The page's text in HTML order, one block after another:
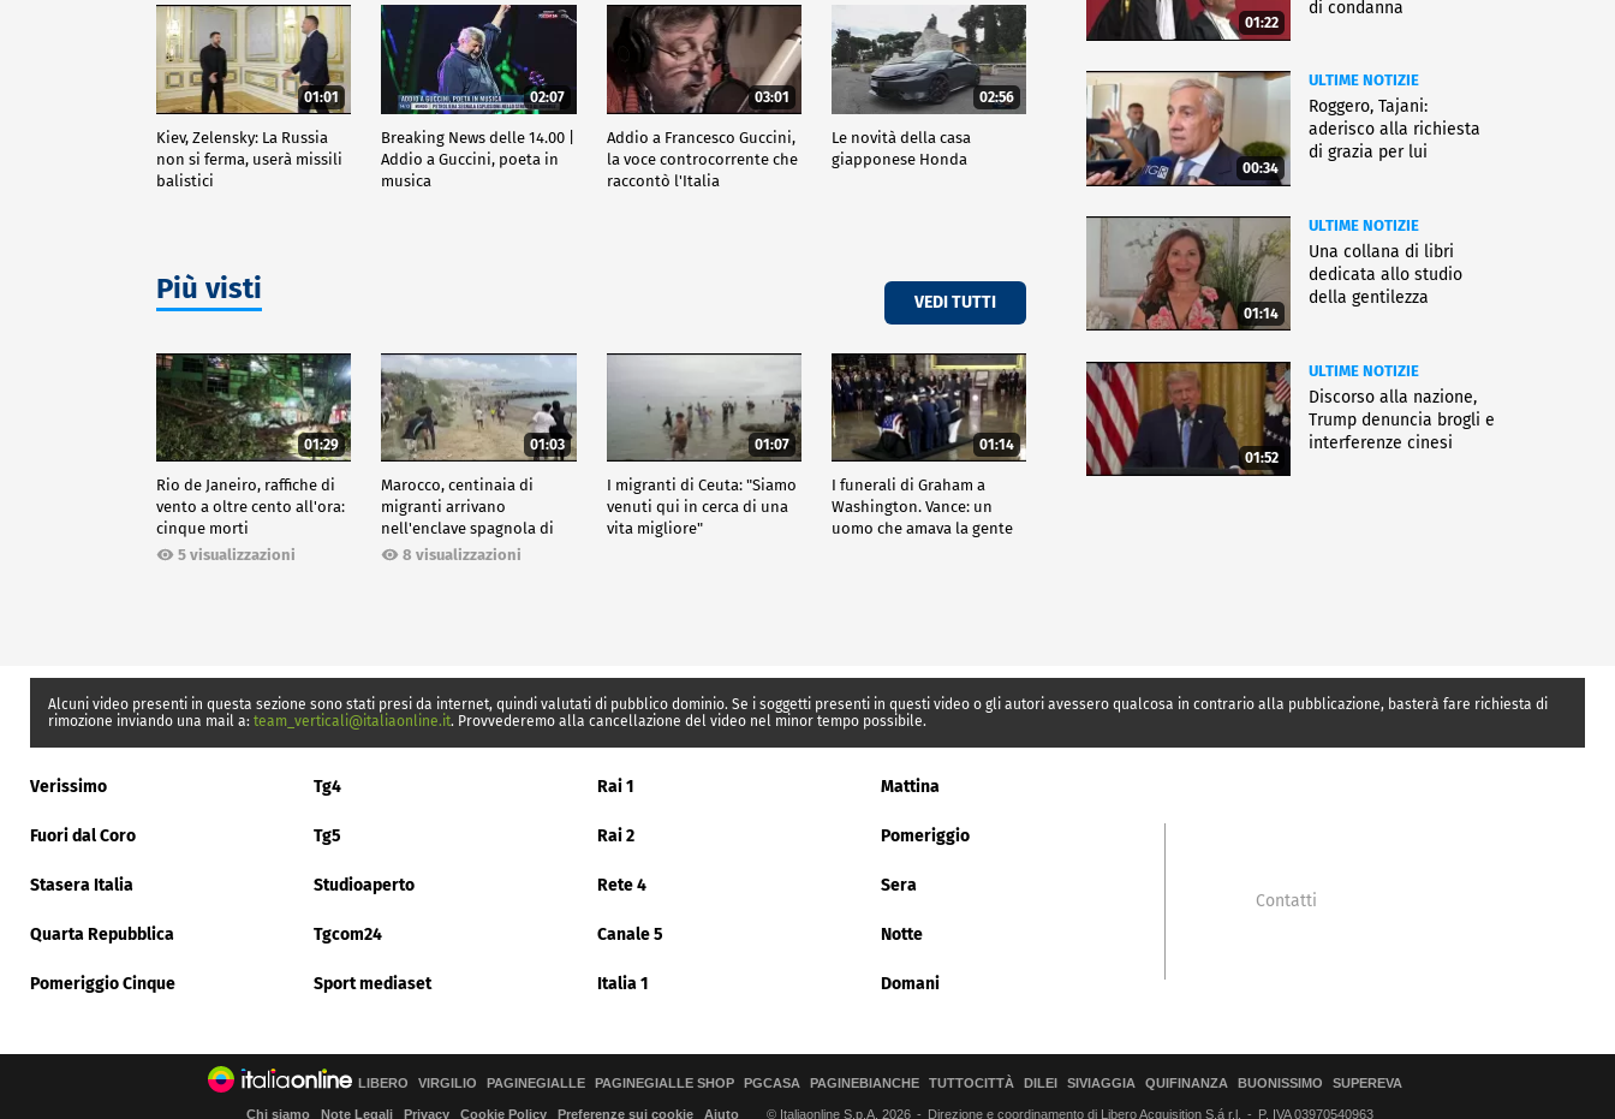
01:01
Kiev, Zelensky: La Russia
non si ferma, userà missili
balistici
02:07
Breaking News delle 14.00 |
Addio a Guccini, poeta in
musica
03:01
Addio a Francesco Guccini,
la voce controcorrente che
raccontò l'Italia
02:56
Le novità della casa
giapponese Honda
Più visti VEDI TUTTI
01:29
Rio de Janeiro, raffiche di
vento a oltre cento all'ora:
cinque morti
5 visualizzazioni
01:03
Marocco, centinaia di
migranti arrivano
nell'enclave spagnola di
Ceuta8 visualizzazioni
01:07
I migranti di Ceuta: "Siamo
venuti qui in cerca di una
vita migliore"
01:14
I funerali di Graham a
Washington. Vance: un
uomo che amava la gente
01:22
di condanna
00:34
ULTIME NOTIZIE
Roggero, Tajani:
aderisco alla richiesta
di grazia per lui
01:14
ULTIME NOTIZIE
Una collana di libri
dedicata allo studio
della gentilezza
01:52
ULTIME NOTIZIE
Discorso alla nazione,
Trump denuncia brogli e
interferenze cinesi
Alcuni video presenti in questa sezione sono stati presi da internet, quindi valutati di pubblico dominio. Se i soggetti presenti in questi video o gli autori avessero qualcosa in contrario alla pubblicazione, basterà fare richiesta di
rimozione inviando una mail a: team_verticali@italiaonline.it. Provvederemo alla cancellazione del video nel minor tempo possibile.
Verissimo Tg4 Rai 1 Mattina
Fuori dal Coro Tg5 Rai 2 Pomeriggio
Stasera Italia Studioaperto Rete 4 Sera
Quarta Repubblica Tgcom24 Canale 5 Notte
Pomeriggio Cinque Sport mediaset Italia 1 Domani
Contatti
LIBERO VIRGILIO PAGINEGIALLE PAGINEGIALLE SHOP PGCASA PAGINEBIANCHE TUTTOCITTÀ DILEI SIVIAGGIA QUIFINANZA BUONISSIMO SUPEREVA
Chi siamo Note Legali Privacy Cookie Policy Preferenze sui cookie Aiuto © Italiaonline S.p.A. 2026 Direzione e coordinamento di Libero Acquisition S.á r.l. P. IVA 03970540963